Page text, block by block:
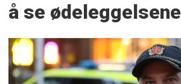
å se ødeleggelsene